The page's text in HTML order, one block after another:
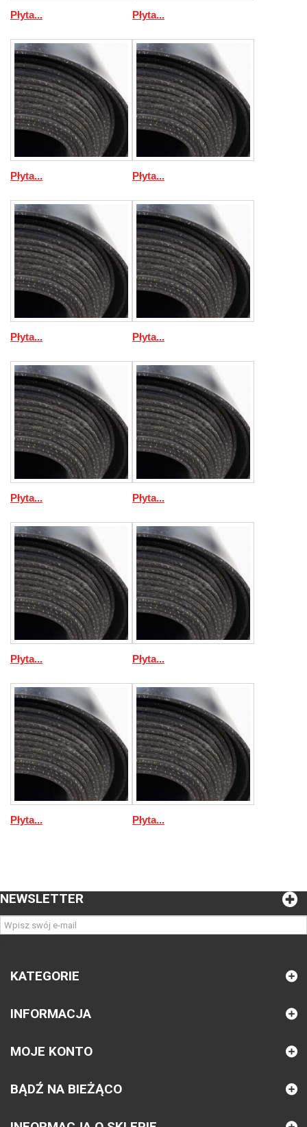
Płyta... Płyta...
Płyta... Płyta...
Płyta... Płyta...
Płyta... Płyta...
Płyta... Płyta...
Płyta... Płyta...
NEWSLETTER
KATEGORIE
INFORMACJA
MOJE KONTO
BĄDŹ NA BIEŻĄCO